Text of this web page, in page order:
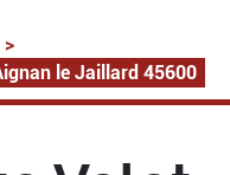
>
le Jaillard 45600